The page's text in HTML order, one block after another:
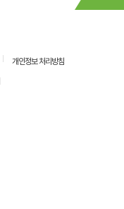
개인정보 처리방침